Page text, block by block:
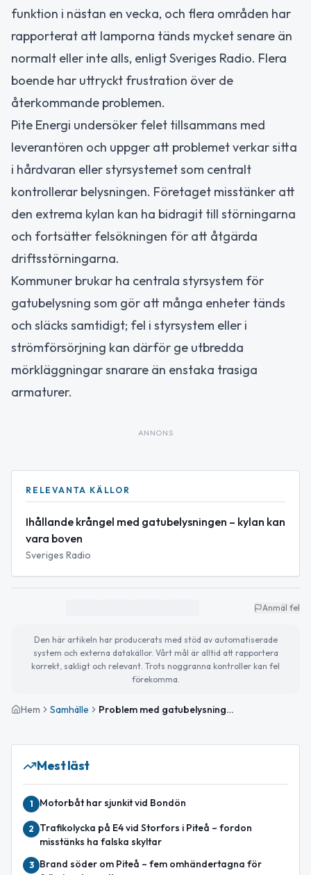
funktion i nästan en vecka, och flera områden har
rapporterat att lamporna tänds mycket senare än
normalt eller inte alls, enligt Sveriges Radio. Flera
boende har uttryckt frustration över de
återkommande problemen.
Pite Energi undersöker felet tillsammans med
leverantören och uppger att problemet verkar sitta
i hårdvaran eller styrsystemet som centralt
kontrollerar belysningen. Företaget misstänker att
den extrema kylan kan ha bidragit till störningarna
och fortsätter felsökningen för att åtgärda
driftsstörningarna.
Kommuner brukar ha centrala styrsystem för
gatubelysning som gör att många enheter tänds
och släcks samtidigt; fel i styrsystem eller i
strömförsörjning kan därför ge utbredda
mörkläggningar snarare än enstaka trasiga
armaturer.
ANNONS
RELEVANTA KÄLLOR
Ihållande krångel med gatubelysningen – kylan kan
vara boven
Sveriges Radio
Anmäl fel
Den här artikeln har producerats med stöd av automatiserade
system och externa datakällor. Vårt mål är alltid att rapportera
korrekt, sakligt och relevant. Trots noggranna kontroller kan fel
förekomma.
Hem Samhälle Problem med gatubelysningen i Piteå kopplas till extrem kyla
Mest läst
1 Motorbåt har sjunkit vid Bondön
2
Trafikolycka på E4 vid Storfors i Piteå – fordon
misstänks ha falska skyltar
3
Brand söder om Piteå – fem omhändertagna för